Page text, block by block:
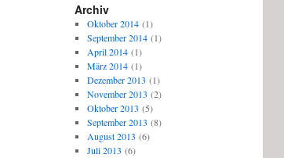
Archiv
Oktober 2014(1)
September 2014(1)
April 2014(1)
März 2014(1)
Dezember 2013 (1)
November 2013 (2)
Oktober 2013 (5)
September 2013 (8)
August 2013 (6)
Juli 2013 (6)